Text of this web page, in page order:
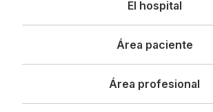
principal
El hospital
Área paciente
Área profesional